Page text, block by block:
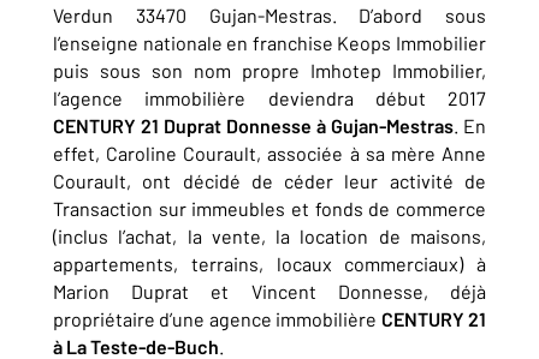
Verdun 33470 Gujan-Mestras. D’abord sous
l’enseigne nationale en franchise Keops Immobilier
puis sous son nom propre Imhotep Immobilier,
l’agence immobilière deviendra début 2017
CENTURY 21 Duprat Donnesse à Gujan-Mestras. En
effet, Caroline Courault, associée à sa mère Anne
Courault, ont décidé de céder leur activité de
Transaction sur immeubles et fonds de commerce
(inclus l’achat, la vente, la location de maisons,
appartements, terrains, locaux commerciaux) à
Marion Duprat et Vincent Donnesse, déjà
propriétaire d’une agence immobilière CENTURY 21
à La Teste-de-Buch.